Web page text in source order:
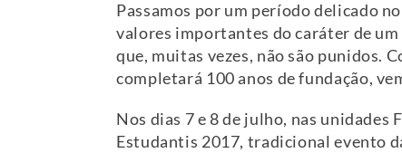
Passamos por um período delicado
valores importantes do caráter de um
que, muitas vezes, não são punidos.
completará 100 anos de fundação,
Nos dias 7 e 8 de julho, nas
Estudantis 2017, tradicional evento